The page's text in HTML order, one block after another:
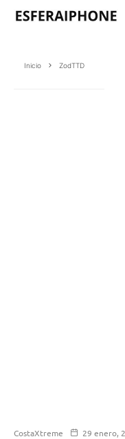
Inicio ZodTTD
CostaXtreme 29 enero,